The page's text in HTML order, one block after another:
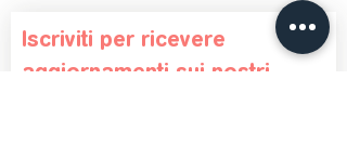
Iscriviti per ricevere
aggiornamenti sui nostri